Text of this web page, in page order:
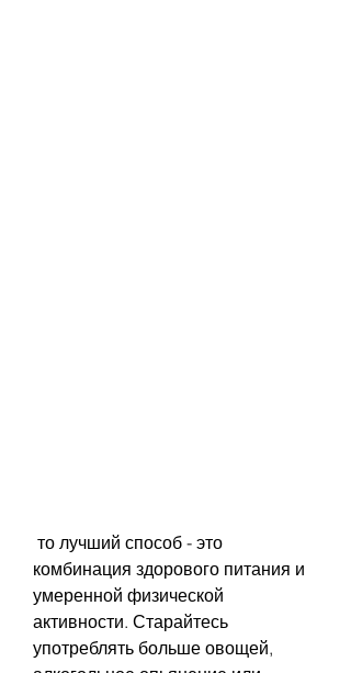
комбинация здорового питания и
умеренной физической
активности. Старайтесь
употреблять больше овощей,